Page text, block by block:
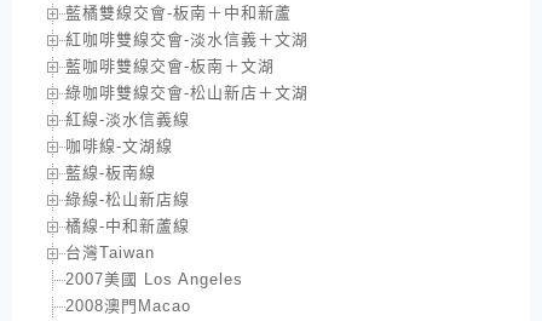
藍橘雙線交會-板南＋中和新蘆
紅咖啡雙線交會-淡水信義＋文湖
藍咖啡雙線交會-板南＋文湖
綠咖啡雙線交會-松山新店＋文湖
紅線-淡水信義線
咖啡線-文湖線
藍線-板南線
綠線-松山新店線
橘線-中和新蘆線
台灣Taiwan
2007美國 Los Angeles
2008澳門Macao